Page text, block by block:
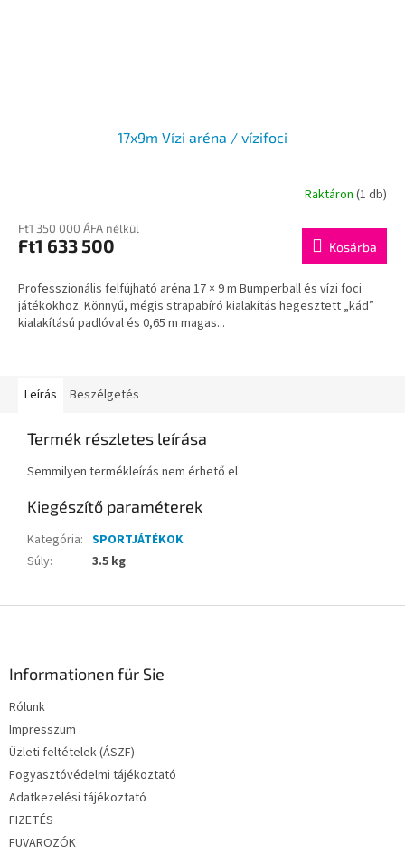
17x9m Vízi aréna / vízifoci
Raktáron (1 db)
Ft1 350 000 ÁFA nélkül
Ft1 633 500 Kosárba
Professzionális felfújható aréna 17 × 9 m Bumperball és vízi foci
játékokhoz. Könnyű, mégis strapabíró kialakítás hegesztett „kád”
kialakítású padlóval és 0,65 m magas...
Leírás Beszélgetés
Termék részletes leírása
Semmilyen termékleírás nem érhető el
Kiegészítő paraméterek
Kategória: SPORTJÁTÉKOK
Súly: 3.5 kg
Informationen für Sie
Rólunk
Impresszum
Üzleti feltételek (ÁSZF)
Fogyasztóvédelmi tájékoztató
Adatkezelési tájékoztató
FIZETÉS
FUVAROZÓK